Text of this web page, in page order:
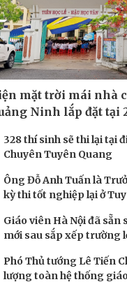
mặt trời mái nhà
Ninh lắp đặt tại
328 thí sinh sẽ thi lại tại
Chuyên Tuyên Quang
Ông Đỗ Anh Tuấn là
kỳ thi tốt nghiệp lại ở
Giáo viên Hà Nội đã
mới sau sắp xếp trường
Phó Thủ tướng Lê Tiến
lượng toàn hệ thống